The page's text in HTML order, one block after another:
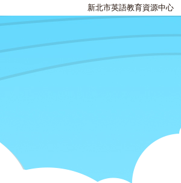
新北市英語教育資源中心